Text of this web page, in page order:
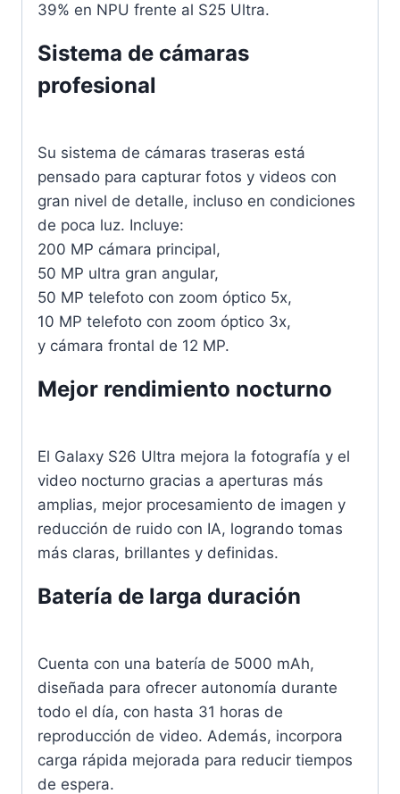
39% en NPU frente al S25 Ultra.
Sistema de cámaras
profesional
Su sistema de cámaras traseras está
pensado para capturar fotos y videos con
gran nivel de detalle, incluso en condiciones
de poca luz. Incluye:
200 MP cámara principal,
50 MP ultra gran angular,
50 MP telefoto con zoom óptico 5x,
10 MP telefoto con zoom óptico 3x,
y cámara frontal de 12 MP.
Mejor rendimiento nocturno
El Galaxy S26 Ultra mejora la fotografía y el
video nocturno gracias a aperturas más
amplias, mejor procesamiento de imagen y
reducción de ruido con IA, logrando tomas
más claras, brillantes y definidas.
Batería de larga duración
Cuenta con una batería de 5000 mAh,
diseñada para ofrecer autonomía durante
todo el día, con hasta 31 horas de
reproducción de video. Además, incorpora
carga rápida mejorada para reducir tiempos
de espera.